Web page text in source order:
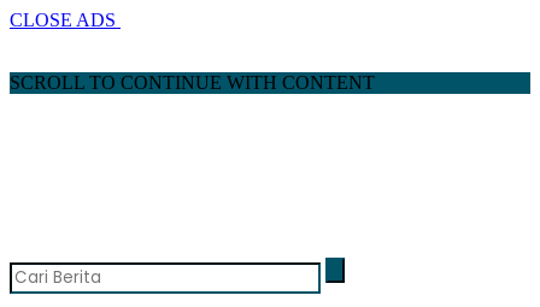
CLOSE ADS
SCROLL TO CONTINUE WITH CONTENT